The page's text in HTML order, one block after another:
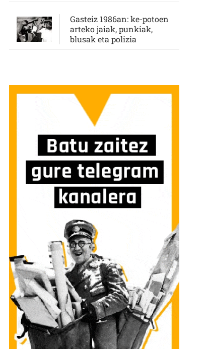
Gasteiz 1986an: ke-potoen
arteko jaiak, punkiak,
blusak eta polizia